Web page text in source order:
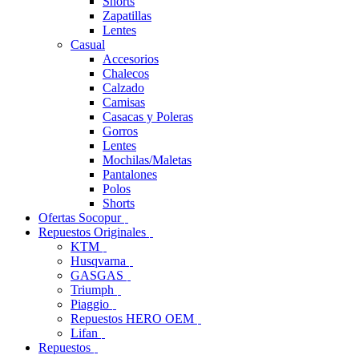
Zapatillas
Lentes
Casual
Accesorios
Chalecos
Calzado
Camisas
Casacas y Poleras
Gorros
Lentes
Mochilas/Maletas
Pantalones
Polos
Shorts
Ofertas Socopur
Repuestos Originales
KTM
Husqvarna
GASGAS
Triumph
Piaggio
Repuestos HERO OEM
Lifan
Repuestos